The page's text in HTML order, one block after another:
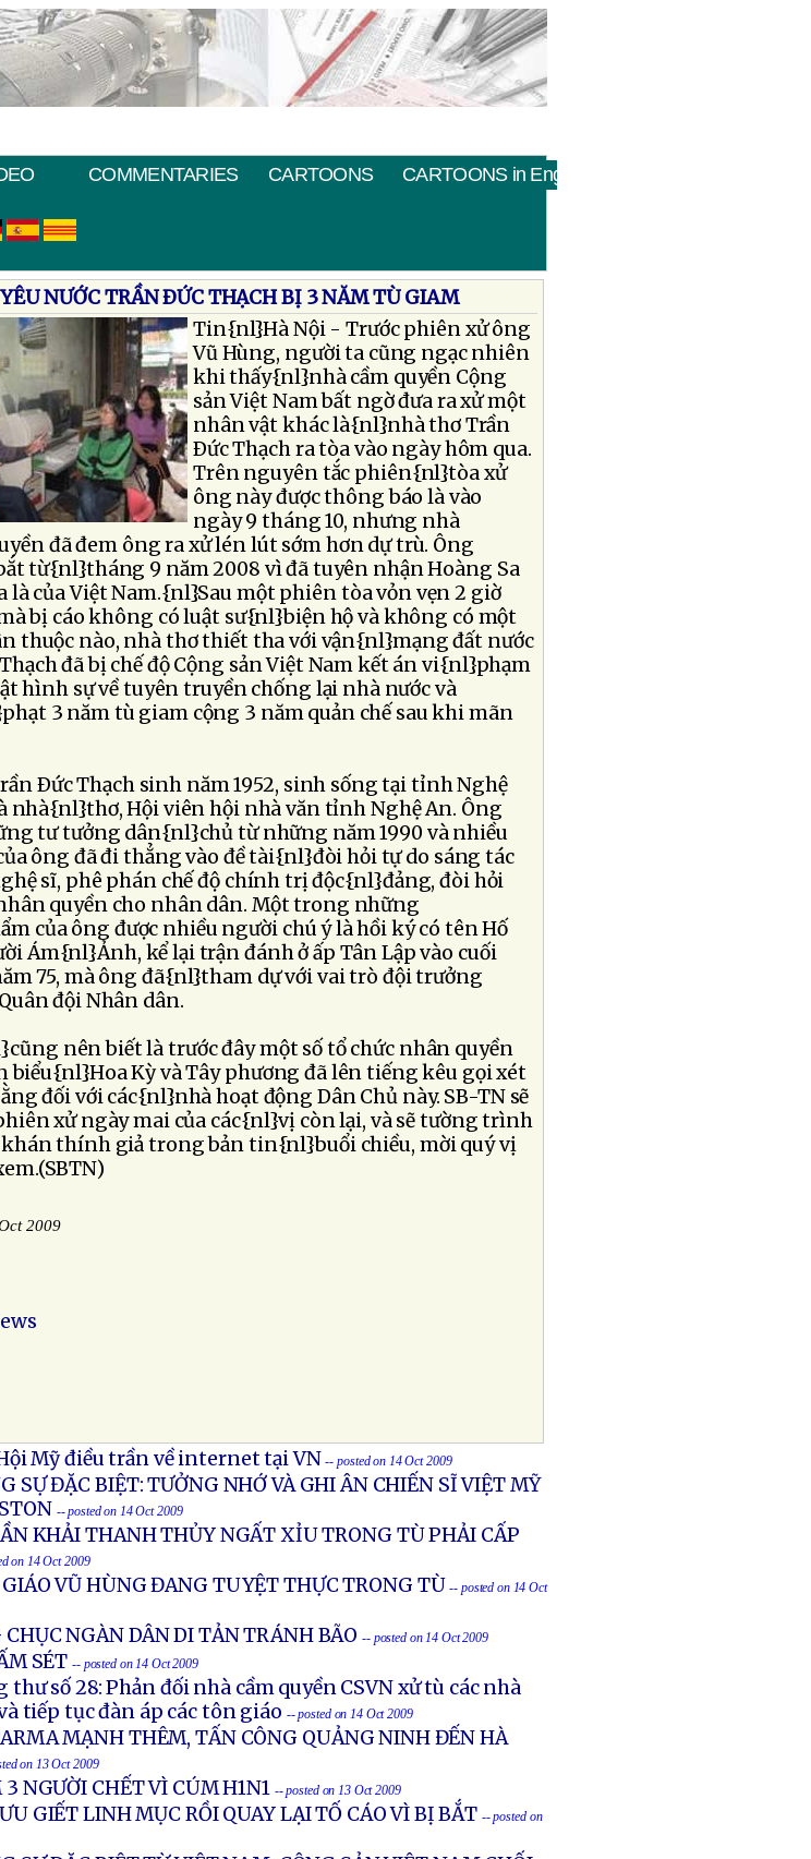
COMMENTARIES CARTOONS CARTOONS in English
NƯỚC TRẦN ÐỨC THẠCH BỊ 3 NĂM TÙ GIAM
Tin{nl}Hà Nội - Trước phiên xử ông
Vũ Hùng, người ta cũng ngạc nhiên
khi thấy{nl}nhà cầm quyền Cộng
sản Việt Nam bất ngờ đưa ra xử một
nhân vật khác là{nl}nhà thơ Trần
Ðức Thạch ra tòa vào ngày hôm qua.
Trên nguyên tắc phiên{nl}tòa xử
ông này được thông báo là vào
ngày 9 tháng 10, nhưng nhà
đã đem ông ra xử lén lút sớm hơn dự trù. Ông
từ{nl}tháng 9 năm 2008 vì đã tuyên nhận Hoàng Sa
là của Việt Nam.{nl}Sau một phiên tòa vỏn vẹn 2 giờ
bị cáo không có luật sư{nl}biện hộ và không có một
thuộc nào, nhà thơ thiết tha với vận{nl}mạng đất nước
đã bị chế độ Cộng sản Việt Nam kết án vi{nl}phạm
hình sự về tuyên truyền chống lại nhà nước và
3 năm tù giam cộng 3 năm quản chế sau khi mãn
Ðức Thạch sinh năm 1952, sinh sống tại tỉnh Nghệ
nhà{nl}thơ, Hội viên hội nhà văn tỉnh Nghệ An. Ông
tư tưởng dân{nl}chủ từ những năm 1990 và nhiều
ông đã đi thẳng vào đề tài{nl}đòi hỏi tự do sáng tác
sĩ, phê phán chế độ chính trị độc{nl}đảng, đòi hỏi
quyền cho nhân dân. Một trong những
của ông được nhiều người chú ý là hồi ký có tên Hố
Ám{nl}Ảnh, kể lại trận đánh ở ấp Tân Lập vào cuối
75, mà ông đã{nl}tham dự với vai trò đội trưởng
đội Nhân dân.
nên biết là trước đây một số tổ chức nhân quyền
biểu{nl}Hoa Kỳ và Tây phương đã lên tiếng kêu gọi xét
đối với các{nl}nhà hoạt động Dân Chủ này. SB-TN sẽ
xử ngày mai của các{nl}vị còn lại, và sẽ tường trình
khán thính giả trong bản tin{nl}buổi chiều, mời quý vị
2009
Mỹ điều trần về internet tại VN -- posted on 14 Oct 2009
SỰ ĐẶC BIỆT: TƯỞNG NHỚ VÀ GHI ÂN CHIẾN SĨ VIỆT MỸ
-- posted on 14 Oct 2009
KHẢI THANH THỦY NGẤT XỈU TRONG TÙ PHẢI CẤP
on 14 Oct 2009
VŨ HÙNG ĐANG TUYỆT THỰC TRONG TÙ -- posted on 14 Oct
CHỤC NGÀN DÂN DI TẢN TRÁNH BÃO -- posted on 14 Oct 2009
SÉT -- posted on 14 Oct 2009
thư số 28: Phản đối nhà cầm quyền CSVN xử tù các nhà
tiếp tục đàn áp các tôn giáo -- posted on 14 Oct 2009
MẠNH THÊM, TẤN CÔNG QUẢNG NINH ĐẾN HÀ
on 13 Oct 2009
NGƯỜI CHẾT VÌ CÚM H1N1 -- posted on 13 Oct 2009
GIẾT LINH MỤC RỒI QUAY LẠI TỐ CÁO VÌ BỊ BẮT -- posted on